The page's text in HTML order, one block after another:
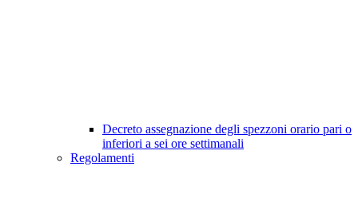
Decreto assegnazione degli spezzoni orario pari o
inferiori a sei ore settimanali
Regolamenti